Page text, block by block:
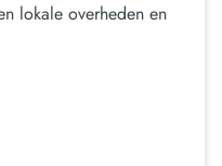
lokale overheden en